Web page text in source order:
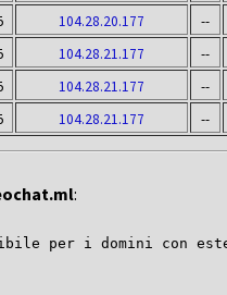
104.28.20.177 --
104.28.21.177 --
104.28.21.177 --
104.28.21.177 --
:
per i domini con